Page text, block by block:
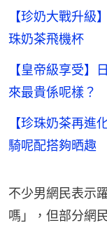
【珍奶大戰升
珠奶茶飛機杯
【皇帝級享受
來最貴係呢樣？
【珍珠奶茶再
騎呢配搭夠晒趣
不少男網民表示
嗎」，但部分網